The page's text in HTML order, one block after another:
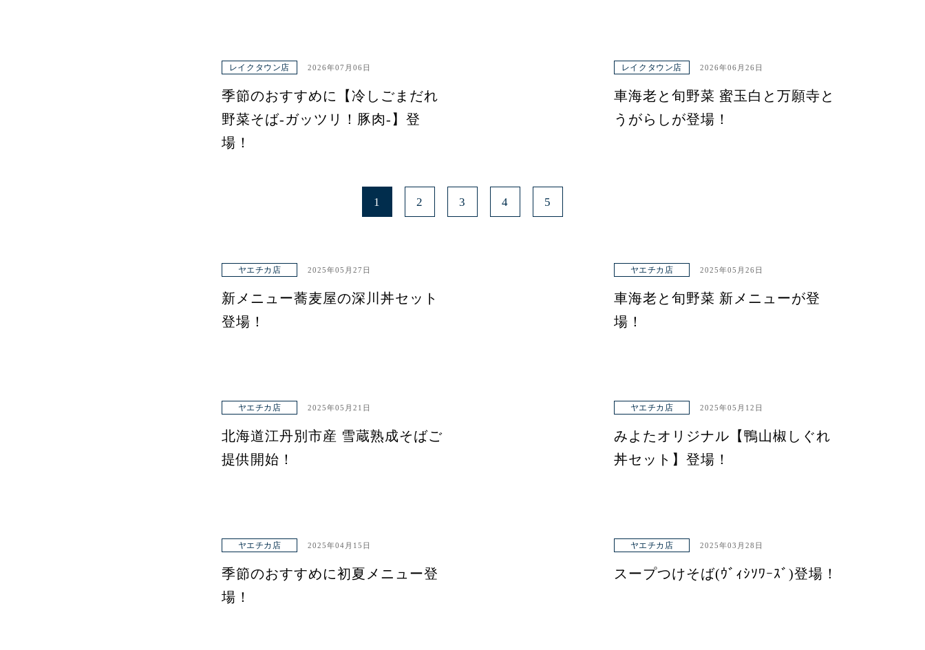
レイクタウン店 2026年07月06日
季節のおすすめに【冷しごまだれ
野菜そば-ガッツリ！豚肉-】登
場！
レイクタウン店 2026年06月26日
車海老と旬野菜 蜜玉白と万願寺と
うがらしが登場！
1 2 3 4 5
ヤエチカ店 2025年05月27日
新メニュー蕎麦屋の深川丼セット
登場！
ヤエチカ店 2025年05月26日
車海老と旬野菜 新メニューが登
場！
ヤエチカ店 2025年05月21日
北海道江丹別市産 雪蔵熟成そばご
提供開始！
ヤエチカ店 2025年05月12日
みよたオリジナル【鴨山椒しぐれ
丼セット】登場！
ヤエチカ店 2025年04月15日
季節のおすすめに初夏メニュー登
場！
ヤエチカ店 2025年03月28日
スープつけそば(ｳﾞｨｼｿﾜｰｽﾞ)登場！